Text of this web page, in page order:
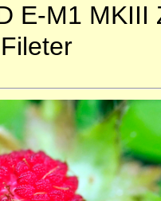
E-M1 MKIII